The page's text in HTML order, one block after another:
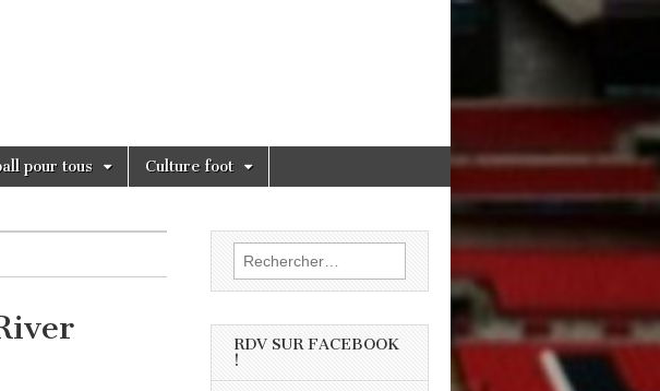
pour tous Culture foot
Rechercher :
RDV SUR FACEBOOK
!